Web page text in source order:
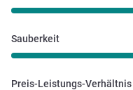
Sauberkeit
Preis-Leistungs-Verhältnis